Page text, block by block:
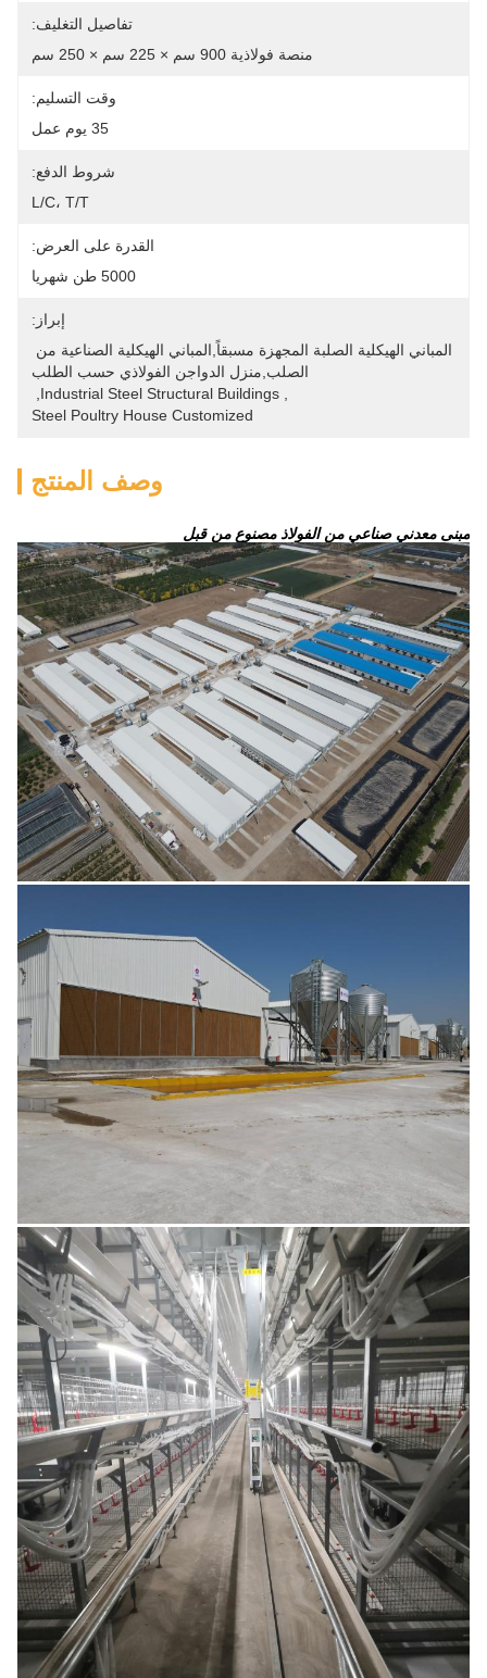
تفاصيل التغليف:
منصة فولاذية 900 سم × 225 سم × 250 سم
وقت التسليم:
35 يوم عمل
شروط الدفع:
L/C، T/T
القدرة على العرض:
5000 طن شهريا
إبراز:
الصلب,منزل الدواجن الفولاذي حسب الطلب
Industrial Steel Structural Buildings
Steel Poultry House Customized
وصف المنتج
مبنى معدني صناعي من الفولاذ مصنوع من قبل